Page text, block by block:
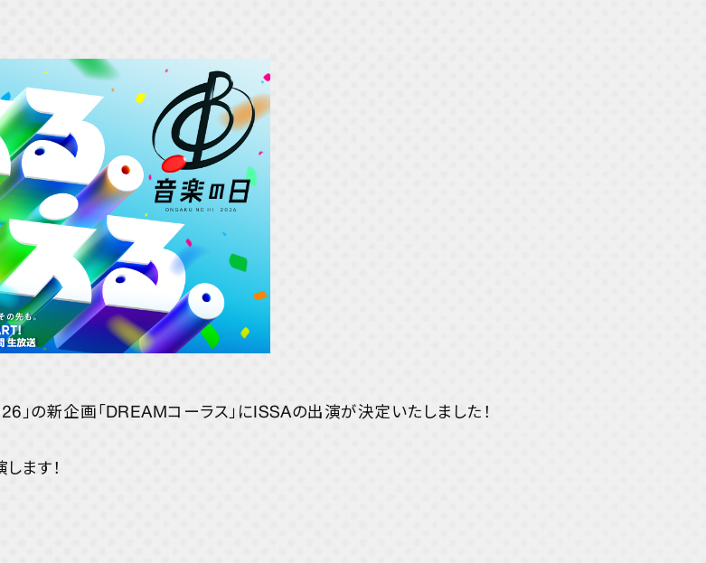
DPC INFO
DPC PHOTOLOG
MOVIE
YORIのBlue moon radio
Happy Monday
STREAM
の新企画「DREAMコーラス」にISSAの出演が決定いたしました！
ます！